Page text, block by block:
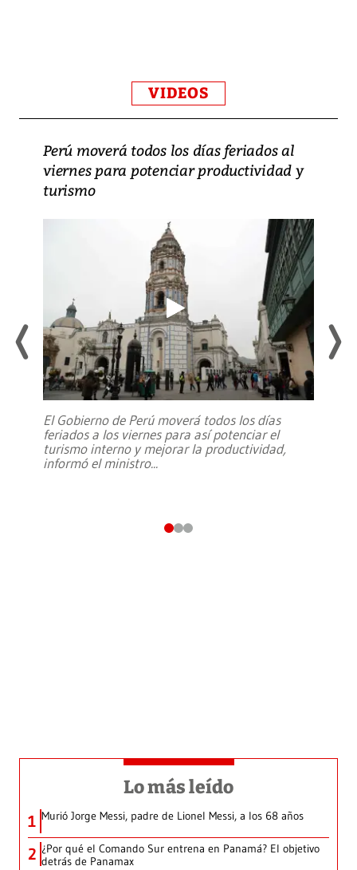
VIDEOS
Perú moverá todos los días feriados al
viernes para potenciar productividad y
turismo
El Gobierno de Perú moverá todos los días
feriados a los viernes para así potenciar el
turismo interno y mejorar la productividad,
informó el ministro...
Lo más leído
1 Murió Jorge Messi, padre de Lionel Messi, a los 68 años
2 ¿Por qué el Comando Sur entrena en Panamá? El objetivo
detrás de Panamax